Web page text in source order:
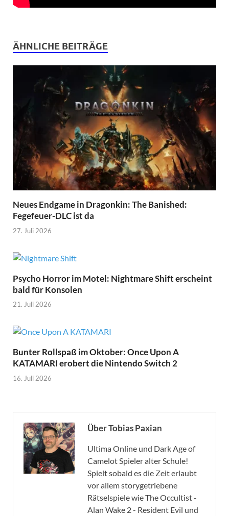
ÄHNLICHE BEITRÄGE
Neues Endgame in Dragonkin: The Banished:
Fegefeuer-DLC ist da
27. Juli 2026
Psycho Horror im Motel: Nightmare Shift erscheint
bald für Konsolen
21. Juli 2026
Bunter Rollspaß im Oktober: Once Upon A
KATAMARI erobert die Nintendo Switch 2
16. Juli 2026
Über Tobias Paxian
Ultima Online und Dark Age of
Camelot Spieler alter Schule!
Spielt sobald es die Zeit erlaubt
vor allem storygetriebene
Rätselspiele wie The Occultist -
Alan Wake 2 - Resident Evil und